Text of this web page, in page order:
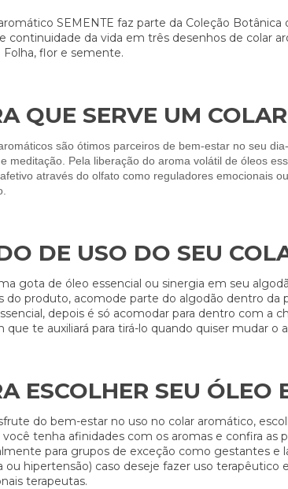
SEMENTE faz parte da Coleção Botânica
continuidade da vida em três desenhos de colar
Folha, flor e semente.
QUE SERVE UM
são ótimos parceiros de bem-estar no seu
meditação. Pela liberação do aroma volátil de óleos
através do olfato como reguladores emocionais
DE USO DO SEU
gota de óleo essencial ou sinergia em seu
do produto, acomode parte do algodão dentro da
depois é só acomodar para dentro com a
que te auxiliará para tirá-lo quando quiser mudar o
ESCOLHER SEU ÓLEO
do bem-estar no uso no colar aromático,
você tenha afinidades com os aromas e confira as
para grupos de exceção como gestantes e
ou hipertensão) caso deseje fazer uso terapêutico
terapeutas.